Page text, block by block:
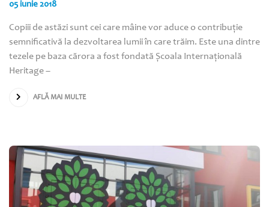
05 iunie 2018
Copiii de astăzi sunt cei care mâine vor aduce o contribuţie
semnificativă la dezvoltarea lumii în care trăim. Este una dintre
tezele pe baza cărora a fost fondată Şcoala Internaţională
Heritage –
AFLĂ MAI MULTE